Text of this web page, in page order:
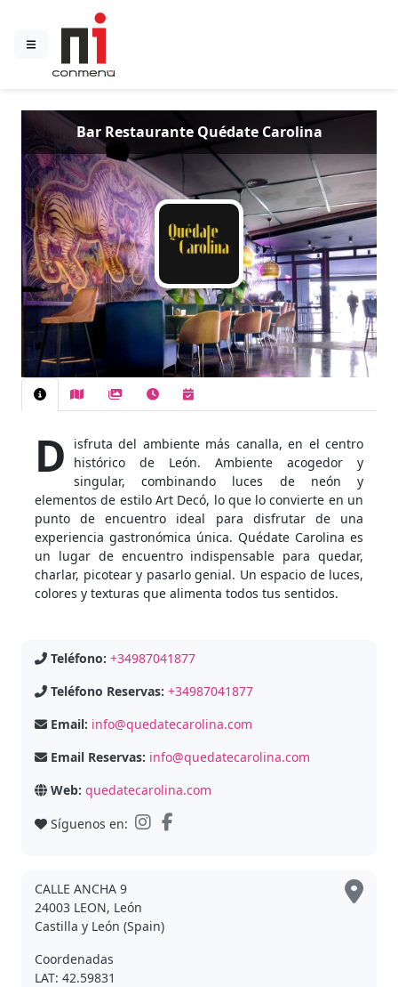
Bar Restaurante Quédate Carolina
D
isfruta del ambiente más canalla, en el centro
histórico de León. Ambiente acogedor y
singular, combinando luces de neón y
elementos de estilo Art Decó, lo que lo convierte en un
punto de encuentro ideal para disfrutar de una
experiencia gastronómica única. Quédate Carolina es
un lugar de encuentro indispensable para quedar,
charlar, picotear y pasarlo genial. Un espacio de luces,
colores y texturas que alimenta todos tus sentidos.
Teléfono: +34987041877
Teléfono Reservas: +34987041877
Email: info@quedatecarolina.com
Email Reservas: info@quedatecarolina.com
Web: quedatecarolina.com
Síguenos en:
CALLE ANCHA 9
24003 LEON, León
Castilla y León (Spain)
Coordenadas
LAT: 42.59831